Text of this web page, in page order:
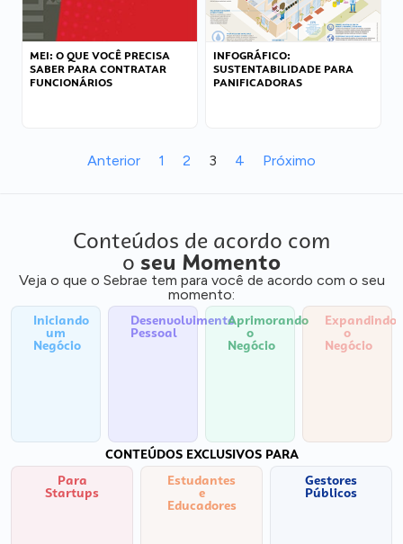
MEI: O QUE VOCÊ PRECISA
SABER PARA CONTRATAR
FUNCIONÁRIOS
INFOGRÁFICO:
SUSTENTABILIDADE PARA
PANIFICADORAS
Anterior 1 2 3 4 Próximo
Conteúdos de acordo com
o seu Momento
Veja o que o Sebrae tem para você de acordo com o seu
momento:
Iniciando
um
Negócio
Desenvolvimento
Pessoal
Aprimorando
o
Negócio
Expandindo
o
Negócio
CONTEÚDOS EXCLUSIVOS PARA
Para
Startups
Estudantes
e
Educadores
Gestores
Públicos